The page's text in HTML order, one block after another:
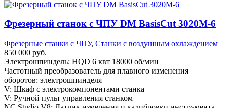
Фрезерный станок с ЧПУ DM BasisCut 3020M-6
Фрезерные станки с ЧПУ, Станки с воздушным охлаждением
850 000 руб.
Электрошпиндель: HQD 6 квт 18000 об/мин
Частотный преобразователь для плавного изменения
оборотов: электрошпинделя
V: Шкаф с электрокомпонентами станка
V: Ручной пульт управления станком